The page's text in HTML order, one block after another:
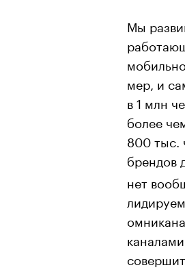
Мы
мер, и
в 1 млн
более
800 тыс.
брендов
нет